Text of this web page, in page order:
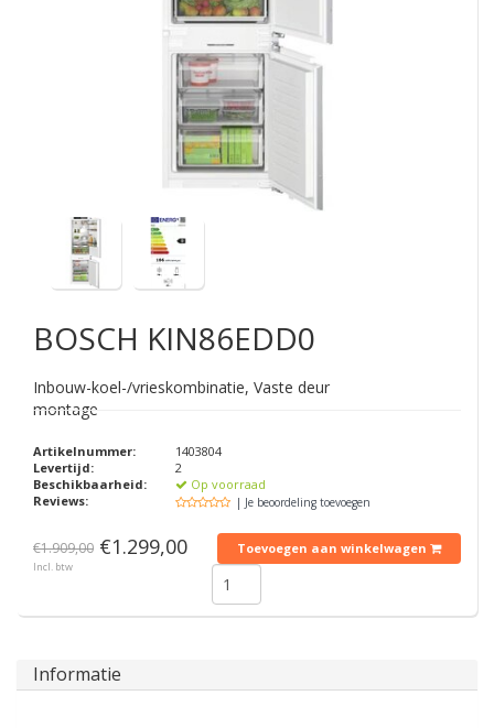
BOSCH KIN86EDD0
Inbouw-koel-/vrieskombinatie, Vaste deur
montage
Artikelnummer:
1403804
Levertijd:
2
Beschikbaarheid:
Op voorraad
Reviews:
| Je beoordeling toevoegen
€1.909,00 €1.299,00
Incl. btw
Toevoegen aan winkelwagen
Informatie